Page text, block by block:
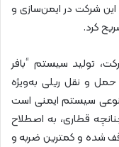
این شرکت در ایمن‌سازی و
کرد.
تولید سیستم “بافر
و نقل ریلی به‌ویژه
نوعی سیستم ایمنی است
قطاری، به اصطلاح
شده و کمترین ضربه و